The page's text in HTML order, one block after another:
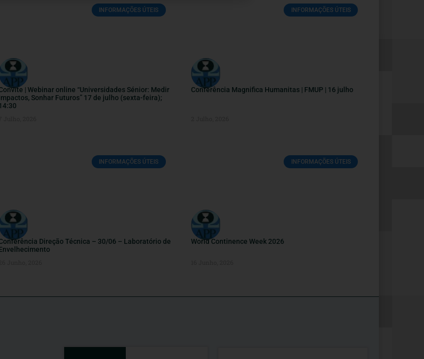
INFORMAÇÕES ÚTEIS
| Webinar online “Universidades Sénior: Medir
Sonhar Futuros” 17 de julho (sexta-feira);
INFORMAÇÕES ÚTEIS
Conferência Magnifica Humanitas | FMUP | 16 julho
INFORMAÇÕES ÚTEIS
Direção Técnica – 30/06 – Laboratório de
INFORMAÇÕES ÚTEIS
World Continence Week 2026